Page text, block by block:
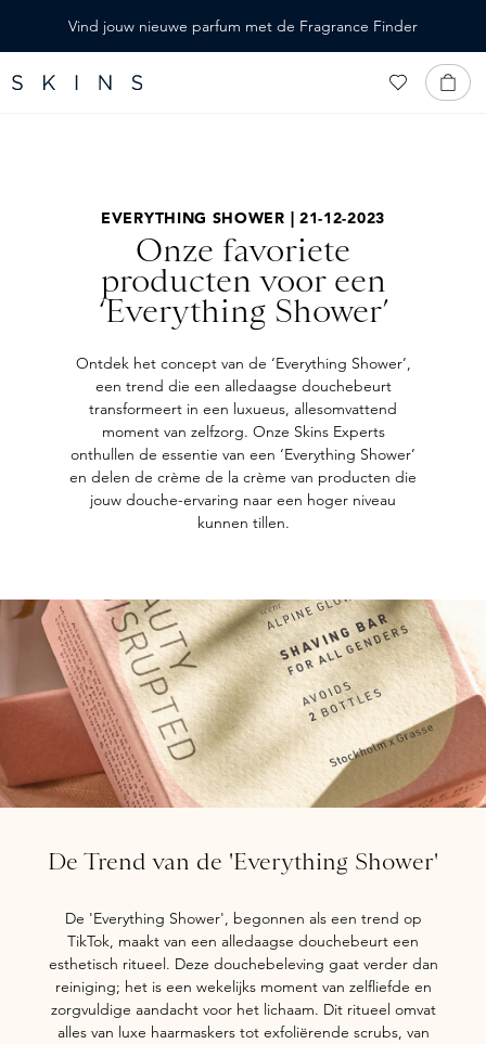
Vind jouw nieuwe parfum met de Fragrance Finder
EVERYTHING SHOWER | 21-12-2023
Onze favoriete
producten voor een
‘Everything Shower’
Ontdek het concept van de ‘Everything Shower’,
een trend die een alledaagse douchebeurt
transformeert in een luxueus, allesomvattend
moment van zelfzorg. Onze Skins Experts
onthullen de essentie van een ‘Everything Shower’
en delen de crème de la crème van producten die
jouw douche-ervaring naar een hoger niveau
kunnen tillen.
De Trend van de 'Everything Shower'
De 'Everything Shower', begonnen als een trend op
TikTok, maakt van een alledaagse douchebeurt een
esthetisch ritueel. Deze douchebeleving gaat verder dan
reiniging; het is een wekelijks moment van zelfliefde en
zorgvuldige aandacht voor het lichaam. Dit ritueel omvat
alles van luxe haarmaskers tot exfoliërende scrubs, van